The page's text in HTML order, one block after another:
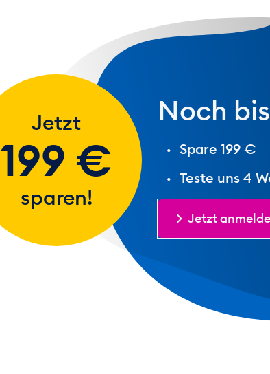
Noch
Spare 199 €
Teste uns 4
Jetzt
Jetzt
199 €
sparen!